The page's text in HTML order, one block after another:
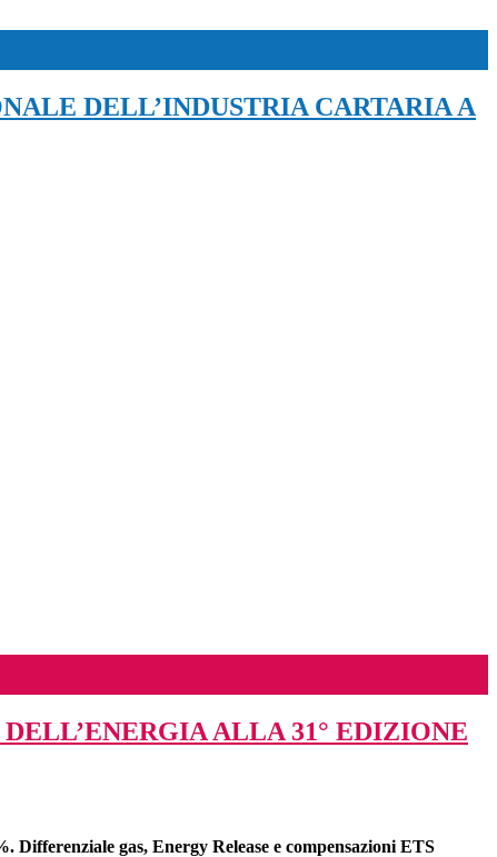
DELL’INDUSTRIA CARTARIA A
ALLA 31° EDIZIONE
gas, Energy Release e compensazioni ETS